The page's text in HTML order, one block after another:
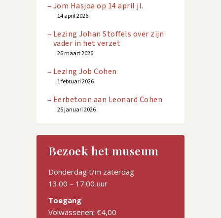
Jom Hasjoa op 14 april jl.
14 april 2026
Lezing Johan Stoffels over zijn
vader in het verzet
26 maart 2026
Lezing Job Cohen
1 februari 2026
Eerbetoon aan Leonard Cohen
25 januari 2026
Bezoek het museum
Donderdag t/m zaterdag
13:00 – 17:00 uur
Toegang
Volwassenen: €4,00